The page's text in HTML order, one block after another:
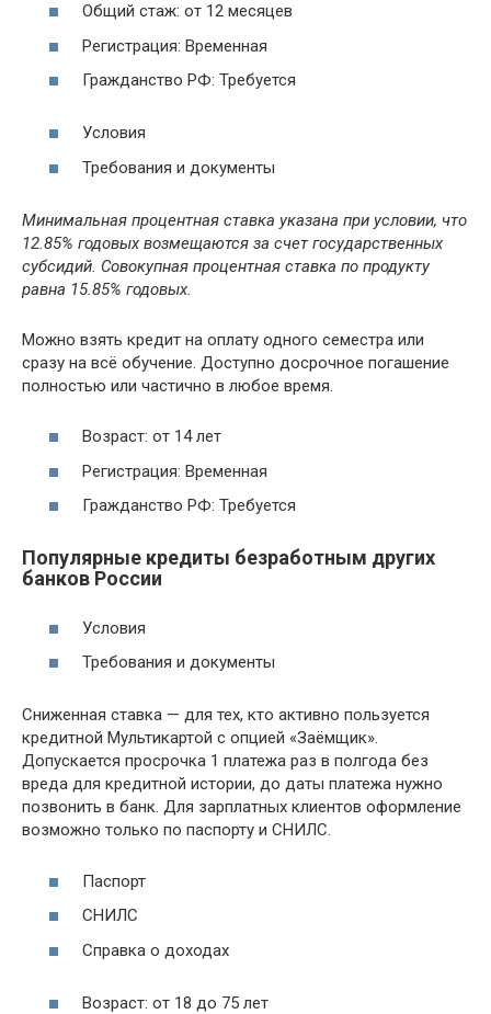
Общий стаж: от 12 месяцев
Регистрация: Временная
Гражданство РФ: Требуется
Условия
Требования и документы
Минимальная процентная ставка указана при условии, что
12.85% годовых возмещаются за счет государственных
субсидий. Совокупная процентная ставка по продукту
равна 15.85% годовых.
Можно взять кредит на оплату одного семестра или
сразу на всё обучение. Доступно досрочное погашение
полностью или частично в любое время.
Возраст: от 14 лет
Регистрация: Временная
Гражданство РФ: Требуется
Популярные кредиты безработным других
банков России
Условия
Требования и документы
Сниженная ставка — для тех, кто активно пользуется
кредитной Мультикартой с опцией «Заёмщик».
Допускается просрочка 1 платежа раз в полгода без
вреда для кредитной истории, до даты платежа нужно
позвонить в банк. Для зарплатных клиентов оформление
возможно только по паспорту и СНИЛС.
Паспорт
СНИЛС
Справка о доходах
Возраст: от 18 до 75 лет